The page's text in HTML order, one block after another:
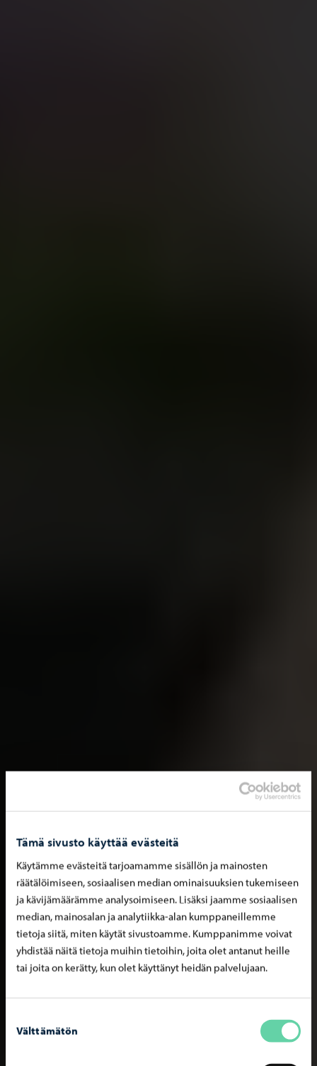
Tämä sivusto käyttää evästeitä
Käytämme evästeitä tarjoamamme sisällön ja mainosten
räätälöimiseen, sosiaalisen median ominaisuuksien tukemiseen
ja kävijämäärämme analysoimiseen. Lisäksi jaamme sosiaalisen
median, mainosalan ja analytiikka-alan kumppaneillemme
tietoja siitä, miten käytät sivustoamme. Kumppanimme voivat
yhdistää näitä tietoja muihin tietoihin, joita olet antanut heille
tai joita on kerätty, kun olet käyttänyt heidän palvelujaan.
valinta
Välttämätön